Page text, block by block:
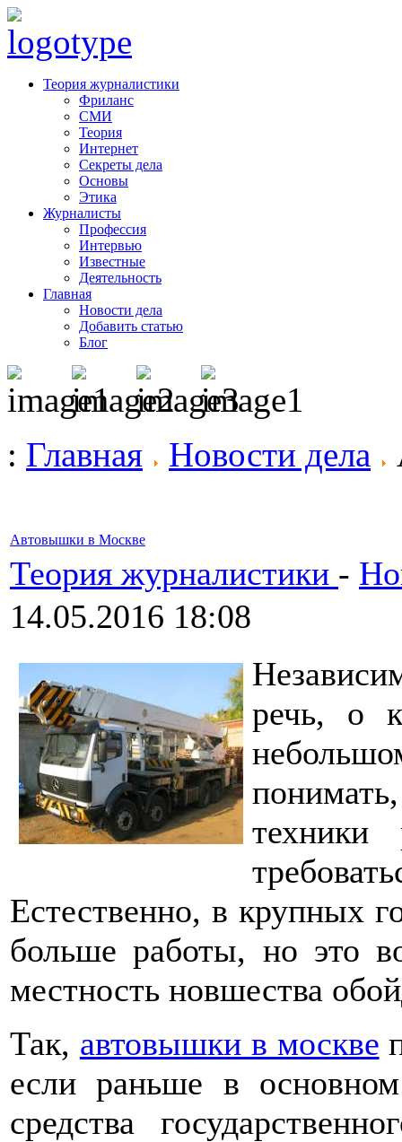
Теория журналистики
Фриланс
СМИ
Теория
Интернет
Секреты дела
Основы
Этика
Журналисты
Профессия
Интервью
Известные
Деятельность
Главная
Новости дела
Добавить статью
Блог
: Главная Новости дела
Автовышки в Москве
Теория журналистики -
14.05.2016 18:08
речь, о
техники
Естественно, в крупных
больше работы, но это
местность новшества
Так, автовышки в москве
если раньше в основном
средства